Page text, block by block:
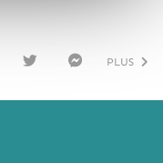
TTER
ENG
PLUS